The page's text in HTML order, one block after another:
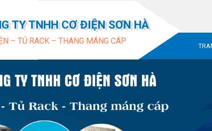
TY TNHH CƠ ĐIỆN SƠN HÀ
– TỦ RACK – THANG MÁNG CÁP